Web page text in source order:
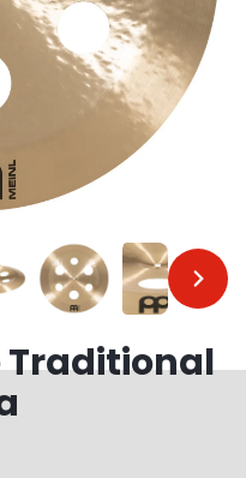
…
Traditional